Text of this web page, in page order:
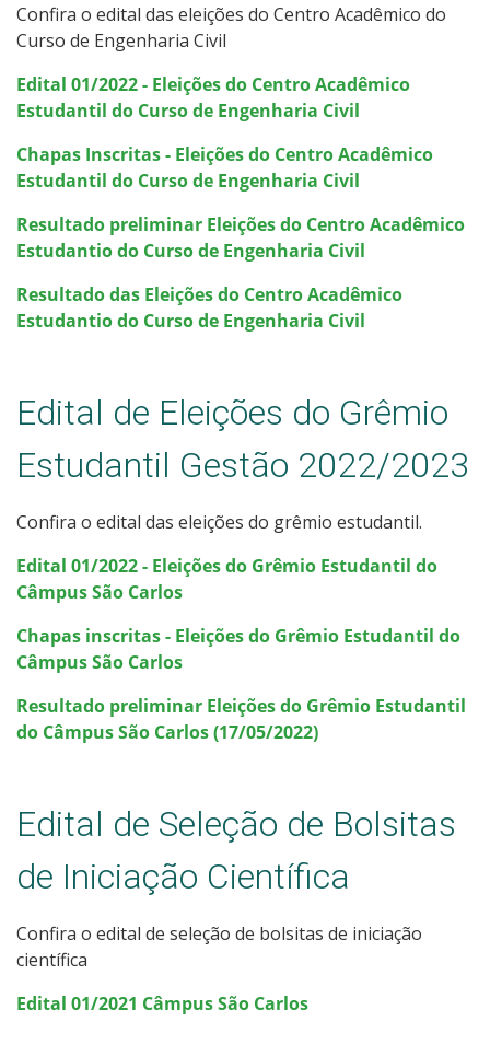
Confira o edital das eleições do Centro Acadêmico do
Curso de Engenharia Civil
Edital 01/2022 - Eleições do Centro Acadêmico
Estudantil do Curso de Engenharia Civil
Chapas Inscritas - Eleições do Centro Acadêmico
Estudantil do Curso de Engenharia Civil
Resultado preliminar Eleições do Centro Acadêmico
Estudantio do Curso de Engenharia Civil
Resultado das Eleições do Centro Acadêmico
Estudantio do Curso de Engenharia Civil
Edital de Eleições do Grêmio
Estudantil Gestão 2022/2023
Confira o edital das eleições do grêmio estudantil.
Edital 01/2022 - Eleições do Grêmio Estudantil do
Câmpus São Carlos
Chapas inscritas - Eleições do Grêmio Estudantil do
Câmpus São Carlos
Resultado preliminar Eleições do Grêmio Estudantil
do Câmpus São Carlos (17/05/2022)
Edital de Seleção de Bolsitas
de Iniciação Científica
Confira o edital de seleção de bolsitas de iniciação
científica
Edital 01/2021 Câmpus São Carlos